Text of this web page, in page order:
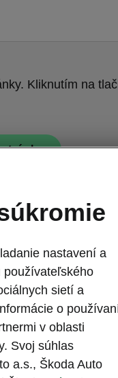
Kliknutím na
Peaq Sportline
Tvár
Osvetlený
nahrádza
nastavení a
používateľského
sietí a
o
v oblasti
Svoj súhlas
a.s., Škoda Auto